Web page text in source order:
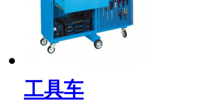
工具车